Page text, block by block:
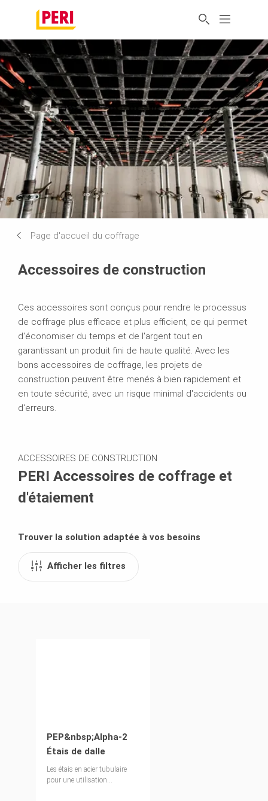
Page d'accueil du coffrage
Accessoires de construction
Ces accessoires sont conçus pour rendre le processus
de coffrage plus efficace et plus efficient, ce qui permet
d'économiser du temps et de l'argent tout en
garantissant un produit fini de haute qualité. Avec les
bons accessoires de coffrage, les projets de
construction peuvent être menés à bien rapidement et
en toute sécurité, avec un risque minimal d'accidents ou
d'erreurs.
ACCESSOIRES DE CONSTRUCTION
PERI Accessoires de coffrage et
d'étaiement
Trouver la solution adaptée à vos besoins
Afficher les filtres
PEP&nbsp;Alpha-2
Étais de dalle
Les étais en acier tubulaire
pour une utilisation